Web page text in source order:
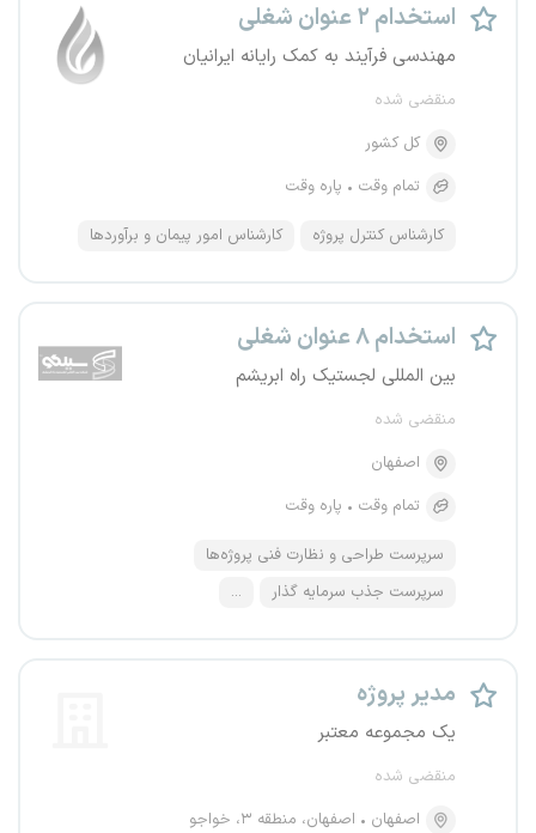
استخدام ۲ عنوان شغلی
مهندسی فرآیند به کمک رایانه ایرانیان
منقضی شده
کل کشور
تمام وقت
پاره وقت
کارشناس کنترل پروژه کارشناس امور پیمان و برآوردها
استخدام ۸ عنوان شغلی
بین المللی لجستیک راه ابریشم
منقضی شده
اصفهان
تمام وقت
پاره وقت
سرپرست طراحی و نظارت فنی پروژه‌ها
سرپرست جذب سرمایه گذار
...
مدیر پروژه
یک مجموعه معتبر
منقضی شده
اصفهان
اصفهان، منطقه ۳، خواجو